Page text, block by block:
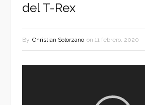
del T-Rex
By Christian Solorzano on 11 febrero, 2020